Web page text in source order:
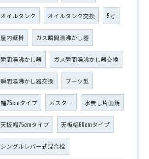
オイルタンク オイルタンク交換 5号
屋内壁掛 ガス瞬間湯沸かし器
瞬間湯沸かし器 ガス瞬間湯沸かし器交換
瞬間湯沸かし器交換 ブーツ型
幅75cmタイプ ガスター 水無し片面焼
天板幅75cmタイプ 天板幅60cmタイプ
シングルレバー式混合栓